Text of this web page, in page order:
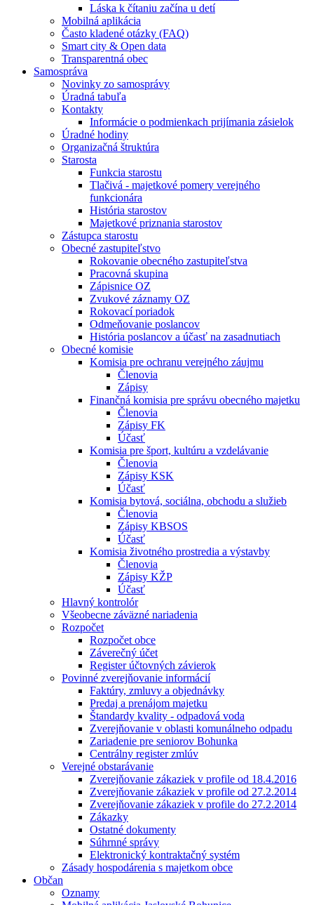
Láska k čítaniu začína u detí
Mobilná aplikácia
Často kladené otázky (FAQ)
Smart city & Open data
Transparentná obec
Samospráva
Novinky zo samosprávy
Úradná tabuľa
Kontakty
Informácie o podmienkach prijímania zásielok
Úradné hodiny
Organizačná štruktúra
Starosta
Funkcia starostu
Tlačivá - majetkové pomery verejného
funkcionára
História starostov
Majetkové priznania starostov
Zástupca starostu
Obecné zastupiteľstvo
Rokovanie obecného zastupiteľstva
Pracovná skupina
Zápisnice OZ
Zvukové záznamy OZ
Rokovací poriadok
Odmeňovanie poslancov
História poslancov a účasť na zasadnutiach
Obecné komisie
Komisia pre ochranu verejného záujmu
Členovia
Zápisy
Finančná komisia pre správu obecného majetku
Členovia
Zápisy FK
Účasť
Komisia pre šport, kultúru a vzdelávanie
Členovia
Zápisy KSK
Účasť
Komisia bytová, sociálna, obchodu a služieb
Členovia
Zápisy KBSOS
Účasť
Komisia životného prostredia a výstavby
Členovia
Zápisy KŽP
Účasť
Hlavný kontrolór
Všeobecne záväzné nariadenia
Rozpočet
Rozpočet obce
Záverečný účet
Register účtovných závierok
Povinné zverejňovanie informácií
Faktúry, zmluvy a objednávky
Predaj a prenájom majetku
Štandardy kvality - odpadová voda
Zverejňovanie v oblasti komunálneho odpadu
Zariadenie pre seniorov Bohunka
Centrálny register zmlúv
Verejné obstarávanie
Zverejňovanie zákaziek v profile od 18.4.2016
Zverejňovanie zákaziek v profile od 27.2.2014
Zverejňovanie zákaziek v profile do 27.2.2014
Zákazky
Ostatné dokumenty
Súhrnné správy
Elektronický kontraktačný systém
Zásady hospodárenia s majetkom obce
Občan
Oznamy